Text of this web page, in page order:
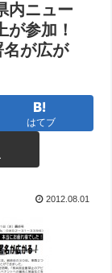
内ニュー
参加！
名が広が
はてブ
2012.08.01